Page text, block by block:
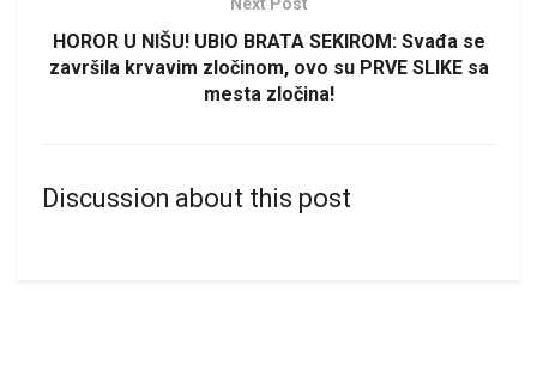
HOROR U NIŠU! UBIO BRATA SEKIROM: Svađa se
završila krvavim zločinom, ovo su PRVE SLIKE sa
mesta zločina!
Discussion about this post